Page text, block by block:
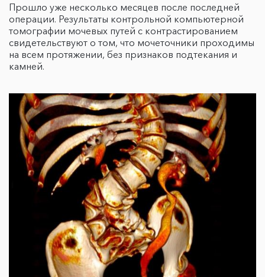
Прошло уже несколько месяцев после последней
операции. Результаты контрольной компьютерной
томографии мочевых путей с контрастированием
свидетельствуют о том, что мочеточники проходимы
на всем протяжении, без признаков подтекания и
камней.